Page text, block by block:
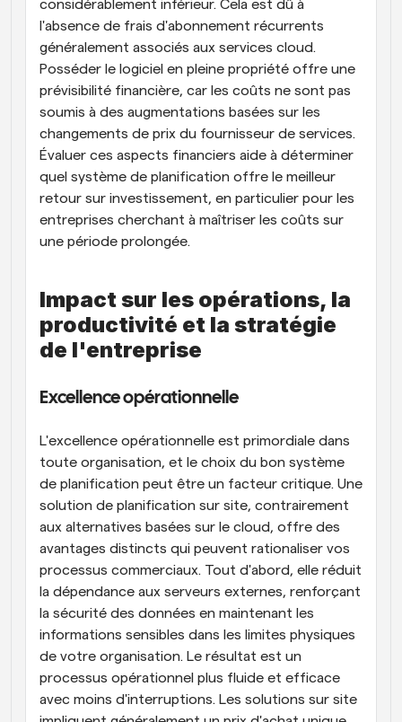
considérablement inférieur. Cela est dû à
l'absence de frais d'abonnement récurrents
généralement associés aux services cloud.
Posséder le logiciel en pleine propriété offre une
prévisibilité financière, car les coûts ne sont pas
soumis à des augmentations basées sur les
changements de prix du fournisseur de services.
Évaluer ces aspects financiers aide à déterminer
quel système de planification offre le meilleur
retour sur investissement, en particulier pour les
entreprises cherchant à maîtriser les coûts sur
une période prolongée.
Impact sur les opérations, la
productivité et la stratégie
de l'entreprise
Excellence opérationnelle
L'excellence opérationnelle est primordiale dans
toute organisation, et le choix du bon système
de planification peut être un facteur critique. Une
solution de planification sur site, contrairement
aux alternatives basées sur le cloud, offre des
avantages distincts qui peuvent rationaliser vos
processus commerciaux. Tout d'abord, elle réduit
la dépendance aux serveurs externes, renforçant
la sécurité des données en maintenant les
informations sensibles dans les limites physiques
de votre organisation. Le résultat est un
processus opérationnel plus fluide et efficace
avec moins d'interruptions. Les solutions sur site